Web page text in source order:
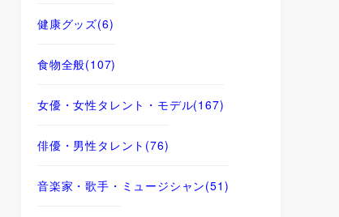
健康グッズ(6)
食物全般(107)
女優・女性タレント・モデル(167)
俳優・男性タレント (76)
音楽家・歌手・ミュージシャン(51)